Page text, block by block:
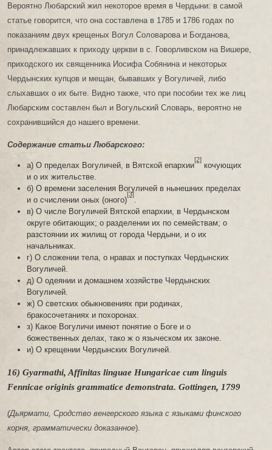
Вероятно Любарский жил некоторое время в Чердыни: в самой
статье говорится, что она составлена в 1785 и 1786 годах по
показаниям двух крещеных Вогул Соловарова и Богданова,
принадлежавших к приходу церкви в с. Говорливском на Вишере,
приходского их священника Иосифа Собянина и некоторых
Чердынских купцов и мещан, бывавших у Вогуличей, либо
слыхавших о их быте. Видно также, что при пособии тех же лиц
Любарским составлен был и Вогульский Словарь, вероятно не
сохранившийся до нашего времени.
Содержание статьи Любарского:
а) О пределах Вогуличей, в Вятской епархии
[2]
кочующих
и о их жительстве.
б) О времени заселения Вогуличей в нынешних пределах
и о счислении оных (оного)
[3]
.
в) О числе Вогуличей Вятской епархии, в Чердынском
округе обитающих; о разделении их по семействам; о
разстоянии их жилищ от города Чердыни, и о их
начальниках.
г) О сложении тела, о нравах и поступках Чердынских
Вогуличей.
д) О одеянии и домашнем хозяйстве Чердынских
Вогуличей.
ж) О светских обыкновениях при родинах,
бракосочетаниях и похоронах.
з) Какое Вогуличи имеют понятие о Боге и о
божественных делах, тако ж о языческом их законе.
и) О крещении Чердынских Вогуличей.
16) Gyarmathi, Affinitas linguae Hungaricae cum linguis
Fennicae originis grammatice demonstrata. Gottingen, 1799
(Дьярмати, Сродство венгерского языка с языками финского
корня, грамматически доказанное).